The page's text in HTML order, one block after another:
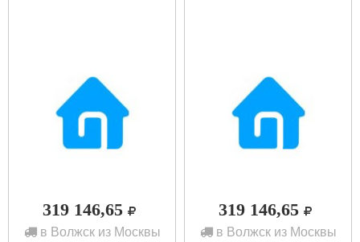
319 146,65
в Волжск из Москвы
319 146,65
в Волжск из Москвы